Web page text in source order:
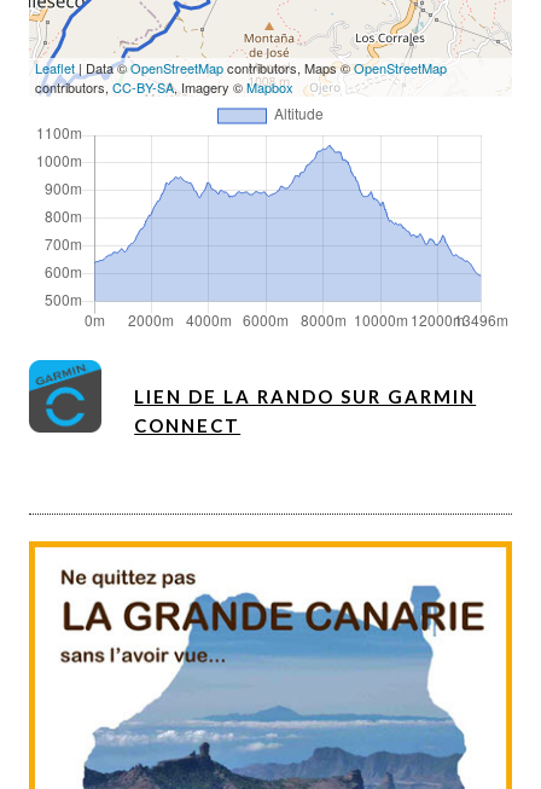
Leaflet | Data ©OpenStreetMapcontributors, Maps ©OpenStreetMap
contributors, CC-BY-SA, Imagery ©Mapbox
LIEN DE LA RANDO SUR GARMIN
CONNECT